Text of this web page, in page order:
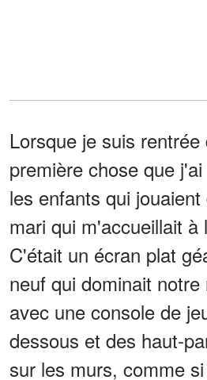
Lorsque je suis
première chose que
les enfants qui
mari qui m'accueillait à
C'était un écran plat
neuf qui dominait
avec une console de
dessous et des haut-
sur les murs, comme